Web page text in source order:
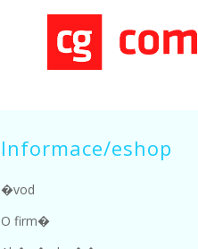
Informace/eshop
�vod
O firm�